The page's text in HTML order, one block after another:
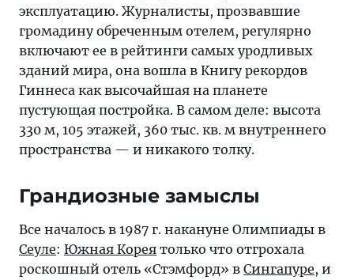
подающая
признаков
жизни
эксплуатацию. Журналисты, прозвавшие
громадину обреченным отелем, регулярно
включают ее в рейтинги самых уродливых
зданий мира, она вошла в Книгу рекордов
Гиннеса как высочайшая на планете
пустующая постройка. В самом деле: высота
330 м, 105 этажей, 360 тыс. кв. м внутреннего
пространства — и никакого толку.
Грандиозные замыслы
Все началось в 1987 г. накануне Олимпиады в
Сеуле: Южная Корея только что отгрохала
роскошный отель «Стэмфорд» в Сингапуре, и